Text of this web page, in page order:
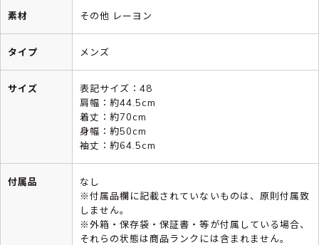
素材 その他 レーヨン
タイプ メンズ
サイズ
表記サイズ：48
肩幅：約44.5cm
着丈：約70cm
身幅：約50cm
袖丈：約64.5cm
付属品
なし
※付属品欄に記載されていないものは、原則付属致
しません。
※外箱・保存袋・保証書・等が付属している場合、
それらの状態は商品ランクには含まれません。